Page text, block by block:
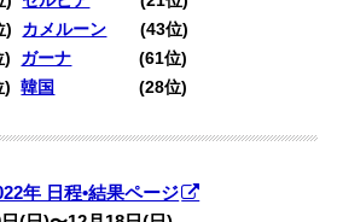
カメルーン (43位)
) ガーナ (61位)
)韓国 (28位)
年 日程•結果ページ